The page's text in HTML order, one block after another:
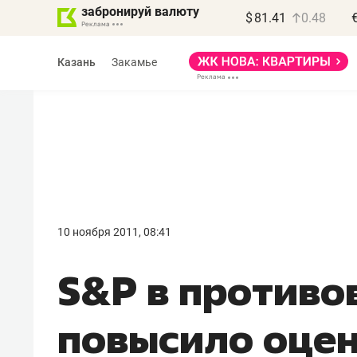
забронируй валюту $ 81.41 0.48
Казань Закамье
10 ноября 2011, 08:41
S&P в
повысило
правил, бизнес может
потерять минимум